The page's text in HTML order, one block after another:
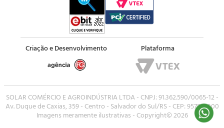
Criação e Desenvolvimento Plataforma
SOLAR COMÉRCIO E AGROINDÚSTRIA LTDA - CNPJ: 91.362.590/0065-12 -
Av. Duque de Caxias, 359 - Centro - Salvador do Sul/RS - CEP: 95750-000
Imagens meramente ilustrativas - Copyright© 2026